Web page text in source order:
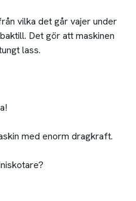
vilka det går vajer under
Det gör att maskinen
lass.
med enorm dragkraft.